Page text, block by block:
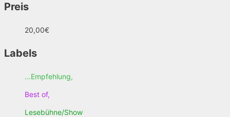
Preis
20,00€
Labels
...Empfehlung,
Best of,
Lesebühne/Show